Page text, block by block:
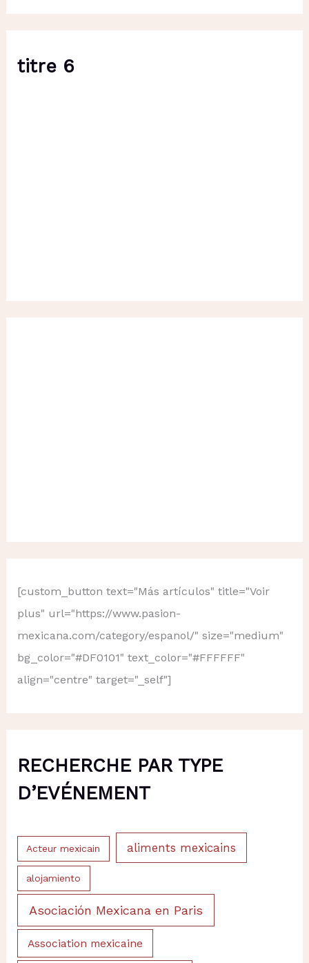
titre 6
[custom_button text="Más artículos" title="Voir
plus" url="https://www.pasion-
mexicana.com/category/espanol/" size="medium"
bg_color="#DF0101" text_color="#FFFFFF"
align="centre" target="_self"]
RECHERCHE PAR TYPE
D’EVÉNEMENT
Acteur mexicain aliments mexicains
alojamiento
Asociación Mexicana en Paris
Association mexicaine